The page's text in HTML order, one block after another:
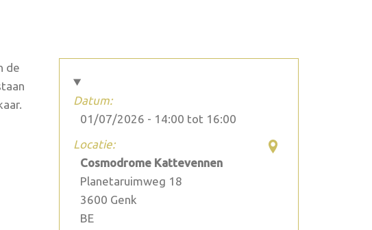
Datum:
01/07/2026 - 14:00 tot 16:00
Locatie:
Cosmodrome Kattevennen
Planetaruimweg 18
3600 Genk
BE
de